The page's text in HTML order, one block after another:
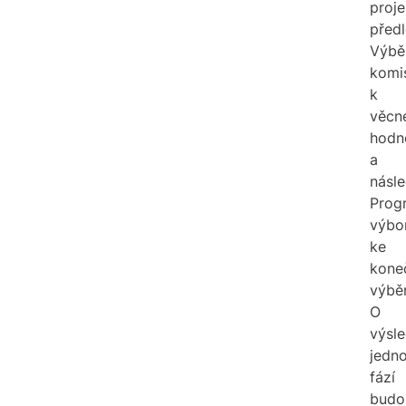
k
a
ke
O
fází